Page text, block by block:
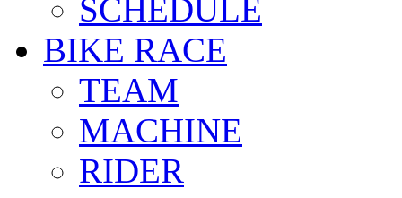
SCHEDULE
BIKE RACE
TEAM
MACHINE
RIDER